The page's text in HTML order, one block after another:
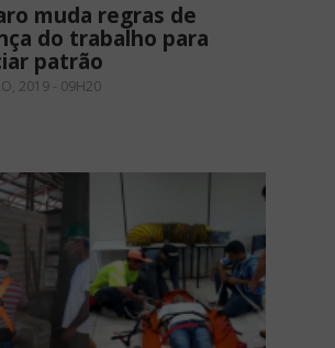
muda regras de
do trabalho para
patrão
2019 - 09H20